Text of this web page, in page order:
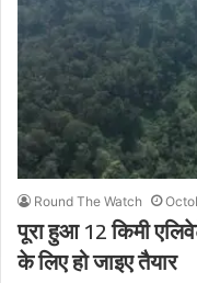
Round The Watch
पूरा हुआ 12 किमी
के लिए हो जाइए तैयार